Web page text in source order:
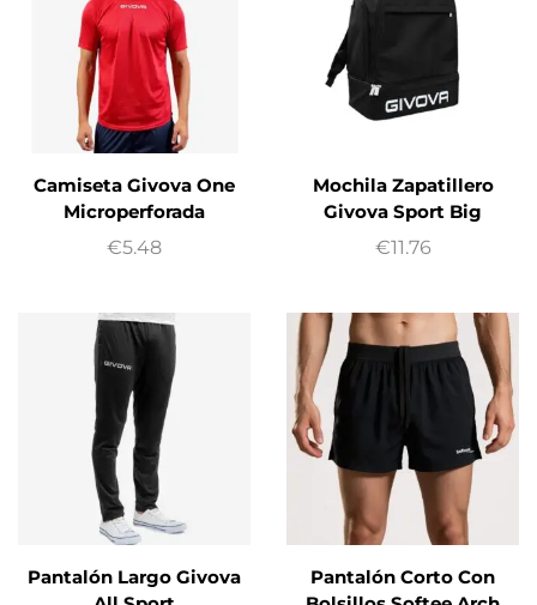
Camiseta Givova One
Microperforada
€5.48
Mochila Zapatillero
Givova Sport Big
€11.76
Pantalón Largo Givova
Pantalón Corto Con